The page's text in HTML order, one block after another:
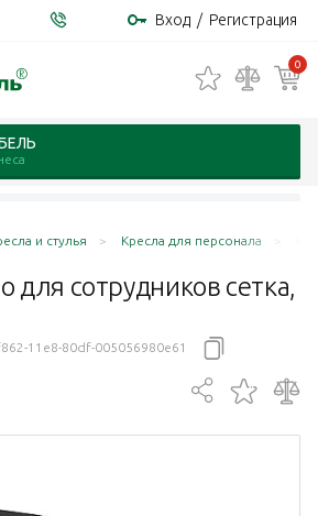
Вход / Регистрация
0
и стулья Кресла для персонала
для сотрудников сетка,
11e8-80df-005056980e61